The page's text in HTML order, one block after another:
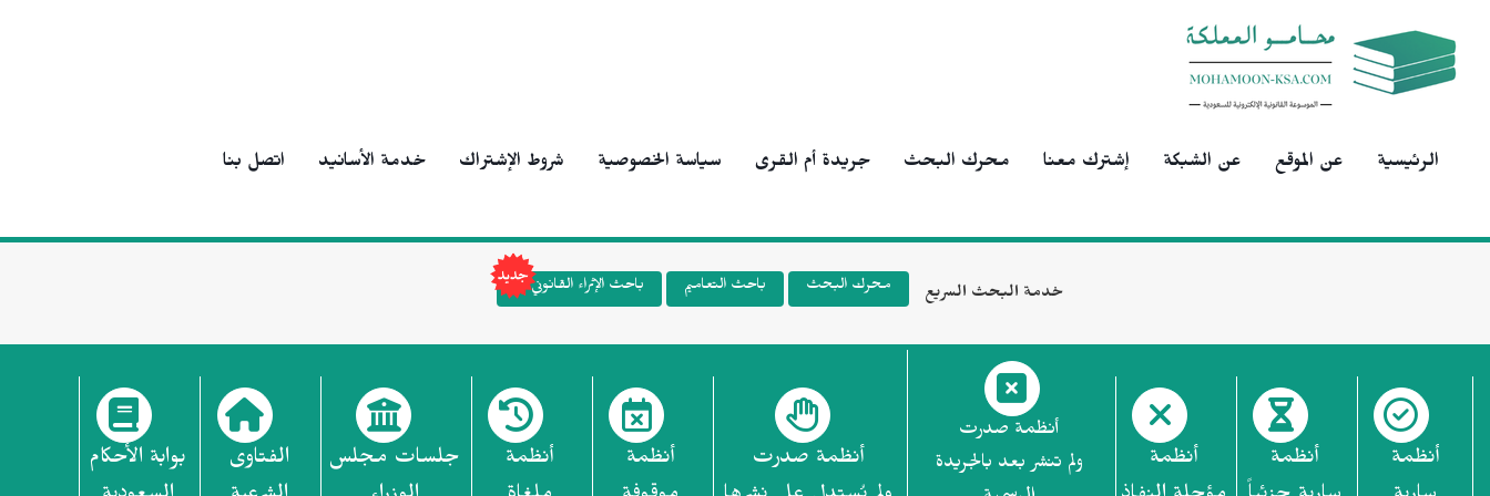
الرئيسية عن الموقع عن الشبكة إشترك معنا محرك البحث جريدة أم القرى سياسة الخصوصية شروط الإشتراك خدمة الأسانيد اتصل بنا
خدمة البحث السريع محرك البحث باحث التعاميم باحث الإثراء القانوني
أنظمة
أنظمة
أنظمة
أنظمة صدرت
ولم تنشر بعد بالجريدة
أنظمة صدرت
أنظمة
أنظمة
جلسات مجلس
الفتاوى
بوابة الأحكام